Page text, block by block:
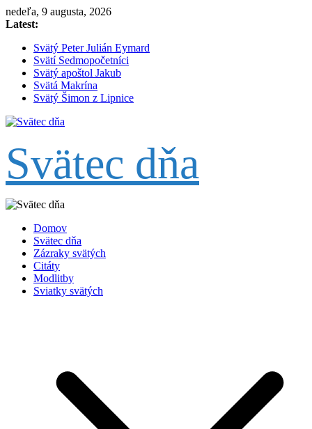
Skip
to
nedeľa, 9 augusta, 2026
Latest:
Svätý Peter Julián Eymard
Svätí Sedmopočetníci
Svätý apoštol Jakub
Svätá Makrína
Svätý Šimon z Lipnice
Svätec dňa
Domov
Svätec dňa
Zázraky svätých
Citáty
Modlitby
Sviatky svätých